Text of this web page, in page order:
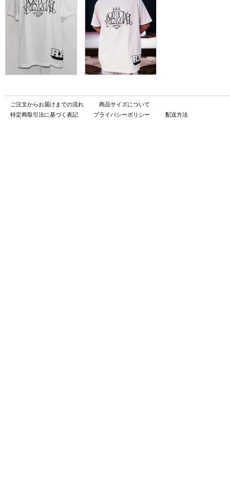
ご注文からお届けまでの流れ
商品サイズについて
特定商取引法に基づく表記
プライバシーポリシー 配送方法